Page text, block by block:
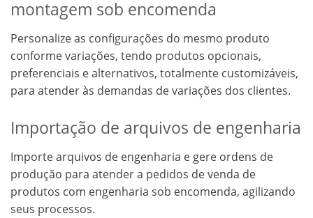
montagem sob encomenda
Personalize as configurações do mesmo produto
conforme variações, tendo produtos opcionais,
preferenciais e alternativos, totalmente customizáveis,
para atender às demandas de variações dos clientes.
Importação de arquivos de engenharia
Importe arquivos de engenharia e gere ordens de
produção para atender a pedidos de venda de
produtos com engenharia sob encomenda, agilizando
seus processos.